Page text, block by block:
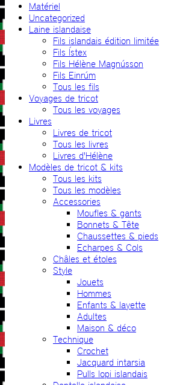
Matériel
Uncategorized
Laine islandaise
Fils islandais édition limitée
Fils Ístex
Fils Hélène Magnússon
Fils Einrúm
Tous les fils
Voyages de tricot
Tous les voyages
Livres
Livres de tricot
Tous les livres
Livres d'Hélène
Modèles de tricot & kits
Tous les kits
Tous les modèles
Accessories
Moufles & gants
Bonnets & Tête
Chaussettes & pieds
Echarpes & Cols
Châles et étoles
Style
Jouets
Hommes
Enfants & layette
Adultes
Maison & déco
Technique
Crochet
Jacquard intarsia
Pulls lopi islandais